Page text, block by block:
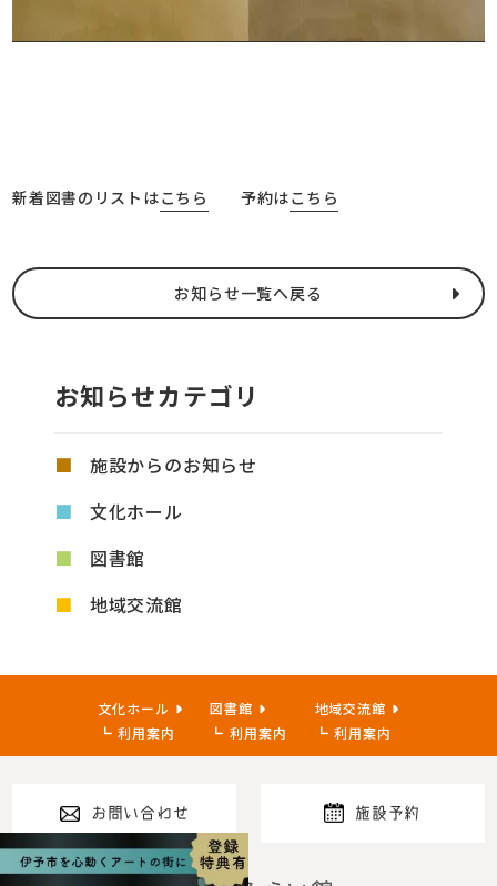
新着図書のリストはこちら 予約はこちら
お知らせ一覧へ戻る
お知らせカテゴリ
施設からのお知らせ
文化ホール
図書館
地域交流館
文化ホール
利用案内
図書館
利用案内
地域交流館
利用案内
お問い合わせ 施設予約